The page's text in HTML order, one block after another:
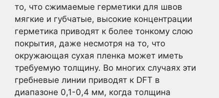
то, что сжимаемые герметики для швов
мягкие и губчатые, высокие концентрации
герметика приводят к более тонкому слою
покрытия, даже несмотря на то, что
окружающая сухая пленка может иметь
требуемую толщину. Во многих случаях эти
гребневые линии приводят к DFT в
диапазоне 0,1-0,4 мм, когда толщина